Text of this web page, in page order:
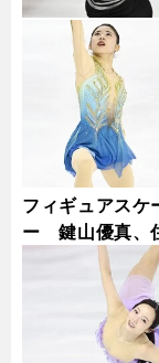
フィギュアス
ー 鍵山優真、